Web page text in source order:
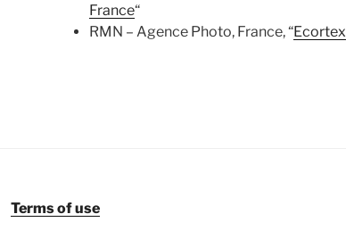
France“
RMN – Agence Photo, France, “Ecortex
Terms of use